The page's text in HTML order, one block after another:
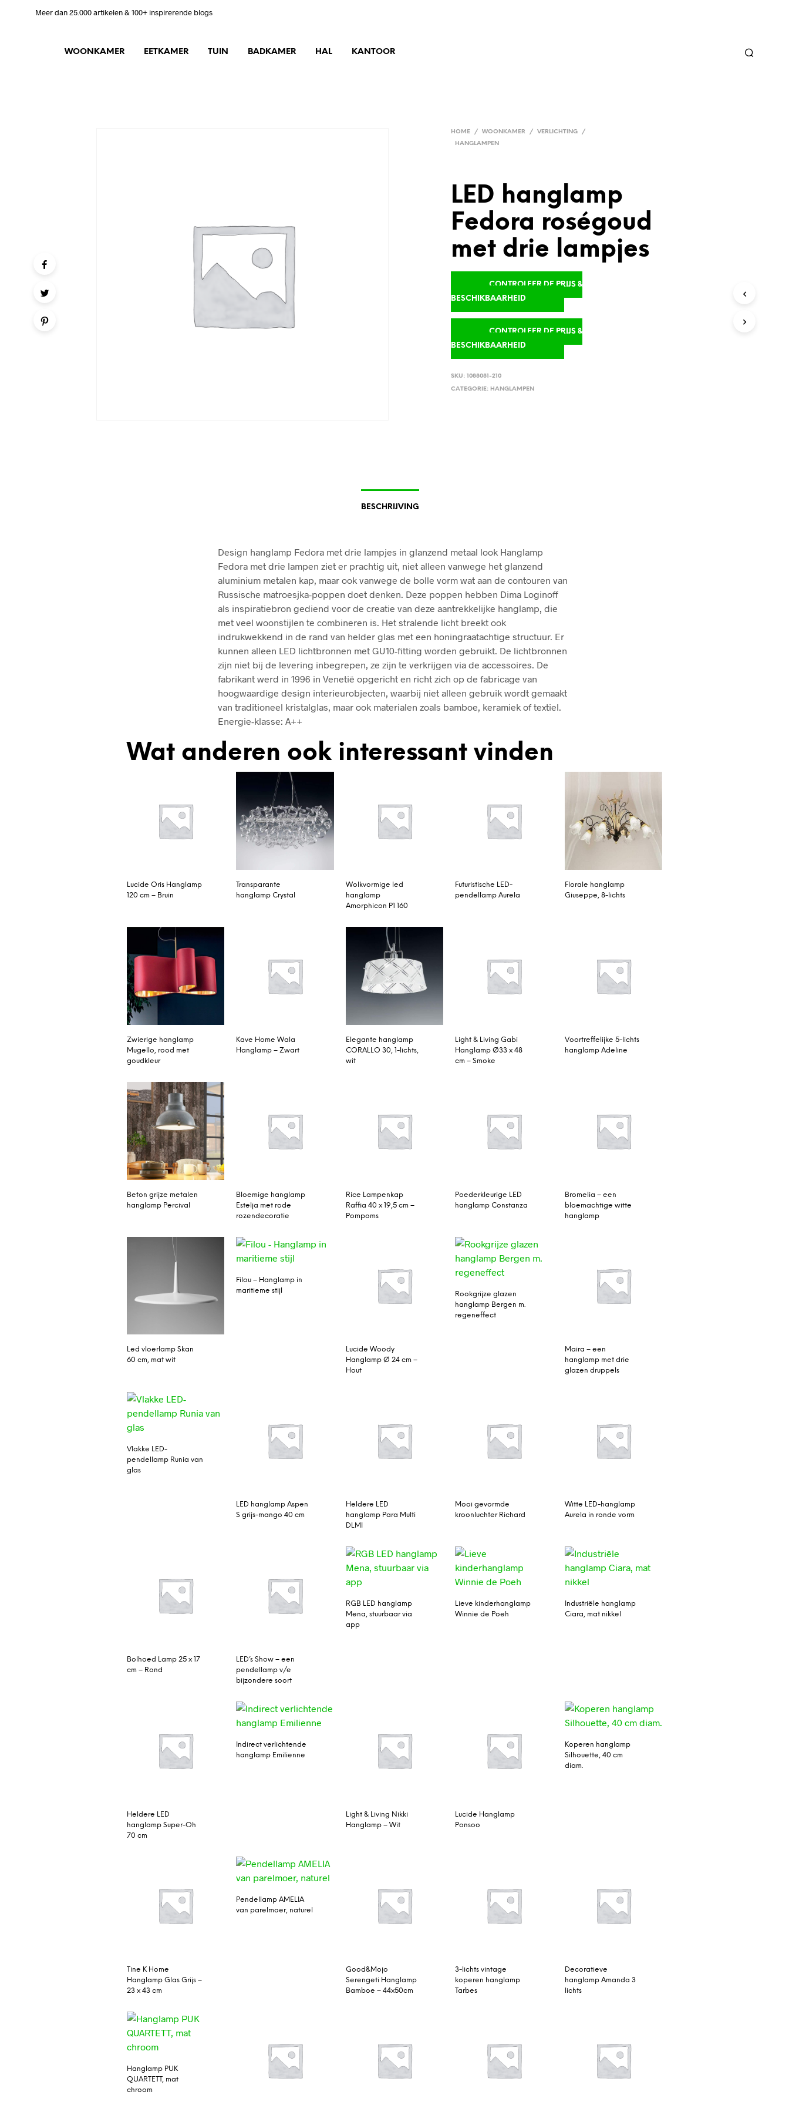
Meer dan 25.000 artikelen & 100+ inspirerende blogs
WOONKAMER EETKAMER TUIN BADKAMER HAL KANTOOR
HOME / WOONKAMER / VERLICHTING
/
HANGLAMPEN
LED hanglamp
Fedora roségoud
met drie lampjes
CONTROLEER DE PRIJS &
BESCHIKBAARHEID
CONTROLEER DE PRIJS &
BESCHIKBAARHEID
SKU:1088081-210
CATEGORIE: HANGLAMPEN
BESCHRIJVING
Design hanglamp Fedora met drie lampjes in glanzend metaal look Hanglamp
Fedora met drie lampen ziet er prachtig uit, niet alleen vanwege het glanzend
aluminium metalen kap, maar ook vanwege de bolle vorm wat aan de contouren van
Russische matroesjka-poppen doet denken. Deze poppen hebben Dima Loginoff
als inspiratiebron gediend voor de creatie van deze aantrekkelijke hanglamp, die
met veel woonstijlen te combineren is. Het stralende licht breekt ook
indrukwekkend in de rand van helder glas met een honingraatachtige structuur. Er
kunnen alleen LED lichtbronnen met GU10-fitting worden gebruikt. De lichtbronnen
zijn niet bij de levering inbegrepen, ze zijn te verkrijgen via de accessoires. De
fabrikant werd in 1996 in Venetië opgericht en richt zich op de fabricage van
hoogwaardige design interieurobjecten, waarbij niet alleen gebruik wordt gemaakt
van traditioneel kristalglas, maar ook materialen zoals bamboe, keramiek of textiel.
Energie-klasse: A++
Wat anderen ook interessant vinden
Lucide Oris Hanglamp
120 cm – Bruin
Transparante
hanglamp Crystal
Wolkvormige led
hanglamp
Amorphicon P1 160
Futuristische LED-
pendellamp Aurela
Florale hanglamp
Giuseppe, 8-lichts
Zwierige hanglamp
Mugello, rood met
goudkleur
Kave Home Wala
Hanglamp – Zwart
Elegante hanglamp
CORALLO 30, 1-lichts,
wit
Light & Living Gabi
Hanglamp Ø33 x 48
cm – Smoke
Voortreffelijke 5-lichts
hanglamp Adeline
Beton grijze metalen
hanglamp Percival
Bloemige hanglamp
Estelja met rode
rozendecoratie
Rice Lampenkap
Raffia 40 x 19,5 cm –
Pompoms
Poederkleurige LED
hanglamp Constanza
Bromelia – een
bloemachtige witte
hanglamp
Led vloerlamp Skan
60 cm, mat wit
Filou – Hanglamp in
maritieme stijl
Lucide Woody
Hanglamp Ø 24 cm –
Hout
Rookgrijze glazen
hanglamp Bergen m.
regeneffect
Maira – een
hanglamp met drie
glazen druppels
Vlakke LED-
pendellamp Runia van
glas
LED hanglamp Aspen
S grijs-mango 40 cm
Heldere LED
hanglamp Para Multi
DLMI
Mooi gevormde
kroonluchter Richard
Witte LED-hanglamp
Aurela in ronde vorm
Bolhoed Lamp 25 x 17
cm – Rond
LED’s Show – een
pendellamp v/e
bijzondere soort
RGB LED hanglamp
Mena, stuurbaar via
app
Lieve kinderhanglamp
Winnie de Poeh
Industriële hanglamp
Ciara, mat nikkel
Heldere LED
hanglamp Super-Oh
70 cm
Indirect verlichtende
hanglamp Emilienne
Light & Living Nikki
Hanglamp – Wit
Lucide Hanglamp
Ponsoo
Koperen hanglamp
Silhouette, 40 cm
diam.
Tine K Home
Hanglamp Glas Grijs –
23 x 43 cm
Pendellamp AMELIA
van parelmoer, naturel
Good&Mojo
Serengeti Hanglamp
Bamboe – 44x50cm
3-lichts vintage
koperen hanglamp
Tarbes
Decoratieve
hanglamp Amanda 3
lichts
Hanglamp PUK
QUARTETT, mat
chroom